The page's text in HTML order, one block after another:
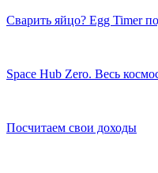
Сварить яйцо? Egg Timer
Space Hub Zero. Весь
Посчитаем свои доходы